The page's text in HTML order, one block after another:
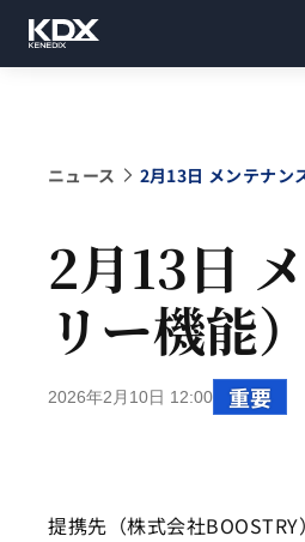
ニュース 2月13日 メンテナン
2月13日
リー機能）
2026年2月10日 12:00 重要
提携先（株式会社